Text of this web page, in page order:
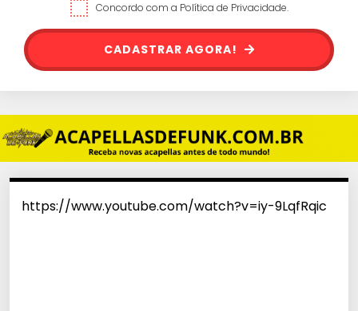
Concordo com a Política de Privacidade.
CADASTRAR AGORA!
https://www.youtube.com/watch?v=iy-9LqfRqic